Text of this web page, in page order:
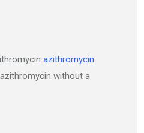
azithromycin
without a